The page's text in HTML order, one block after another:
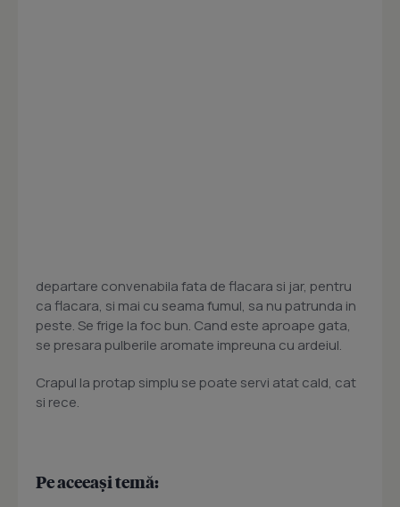
departare convenabila fata de flacara si jar, pentru
ca flacara, si mai cu seama fumul, sa nu patrunda in
peste. Se frige la foc bun. Cand este aproape gata,
se presara pulberile aromate impreuna cu ardeiul.
Crapul la protap simplu se poate servi atat cald, cat
si rece.
Pe aceeași temă: